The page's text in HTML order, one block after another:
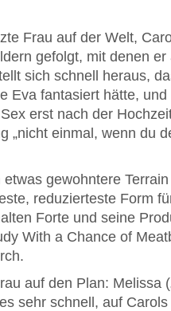
Frau auf der Welt,
gefolgt, mit denen er
sich schnell heraus,
Eva fantasiert hätte,
erst nach der
„nicht einmal, wenn du
gewohntere
reduzierteste Form
Forte und seine
With a Chance of
auf den Plan: Melissa
sehr schnell, auf